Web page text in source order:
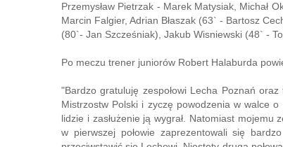
Przemysław Pietrzak - Marek Matysiak, Michał
Marcin Falgier, Adrian Błaszak (63` - Bartosz
(80`- Jan Szcześniak), Jakub Wisniewski (48` -
Po meczu trener juniorów Robert Halaburda
"Bardzo gratuluję zespołowi Lecha Poznań
Mistrzostw Polski i zyczę powodzenia w walce
lidzie i zasłużenie ją wygrał. Natomiast mojemu
w pierwszej połowie zaprezentowali się